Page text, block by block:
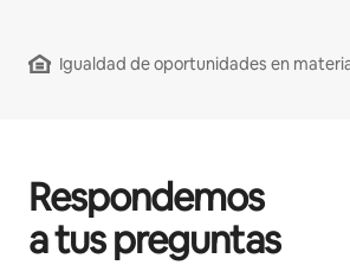
Igualdad de oportunidades en
Respondemos
a tus preguntas